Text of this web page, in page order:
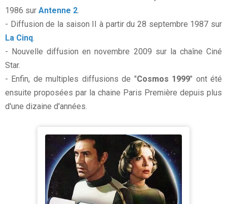
1986 sur Antenne 2
- Diffusion de la saison II à partir du 28 septembre 1987 sur
La Cinq
- Nouvelle diffusion en novembre 2009 sur la chaîne Ciné
Star.
- Enfin, de multiples diffusions de "Cosmos 1999" ont été
ensuite proposées par la chaine Paris Première depuis plus
d'une dizaine d'années.